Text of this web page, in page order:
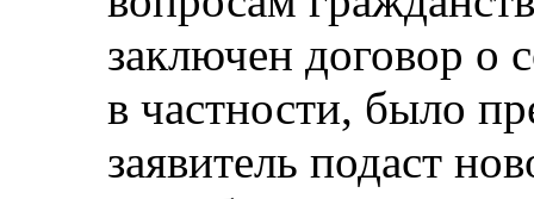
заключен договор о
в частности, было
заявитель подаст